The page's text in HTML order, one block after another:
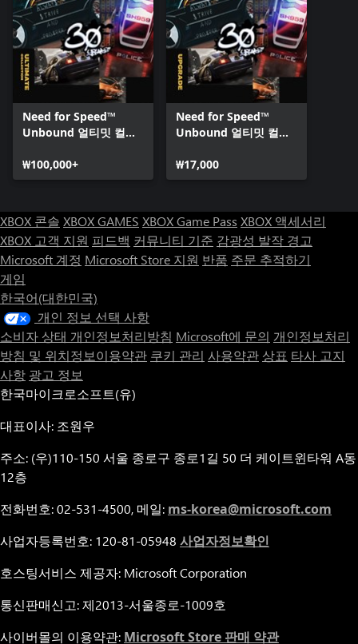
Need for Speed™
Unbound 얼티밋 컬렉
₩100,000+
Need for Speed™
Unbound 얼티밋 컬렉
₩17,000
XBOX 콘솔 XBOX GAMES XBOX Game Pass XBOX 액세서리
XBOX 고객 지원 피드백 커뮤니티 기준 감광성 발작 경고
Microsoft 계정 Microsoft Store 지원 반품 주문 추적하기
게임
한국어(대한민국)
개인 정보 선택 사항
소비자 상태 개인정보처리방침 Microsoft에 문의 개인정보처리
방침 및 위치정보이용약관 쿠키 관리 사용약관 상표 타사 고지
사항 광고 정보
한국마이크로소프트(유)
대표이사: 조원우
주소: (우)110-150 서울 종로구 종로1길 50 더 케이트윈타워 A동
12층
전화번호: 02-531-4500, 메일: ms-korea@microsoft.com
사업자등록번호: 120-81-05948 사업자정보확인
호스팅서비스 제공자: Microsoft Corporation
통신판매신고: 제2013-서울종로-1009호
사이버몰의 이용약관: Microsoft Store 판매 약관